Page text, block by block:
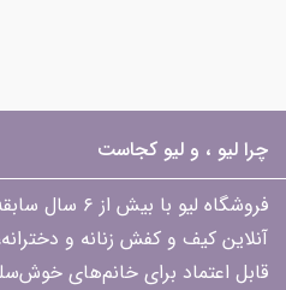
چرا لیو ، و لیو کجاست
فروشگاه لیو
آنلاین کیف و کفش زنانه و
قابل اعتماد برای خانم‌های